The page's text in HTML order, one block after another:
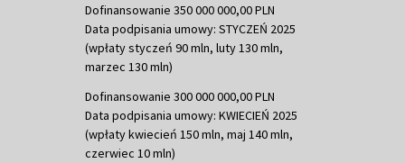
Dofinansowanie 350 000 000,00 PLN
Data podpisania umowy: STYCZEŃ 2025
(wpłaty styczeń 90 mln, luty 130 mln,
marzec 130 mln)
Dofinansowanie 300 000 000,00 PLN
Data podpisania umowy: KWIECIEŃ 2025
(wpłaty kwiecień 150 mln, maj 140 mln,
czerwiec 10 mln)